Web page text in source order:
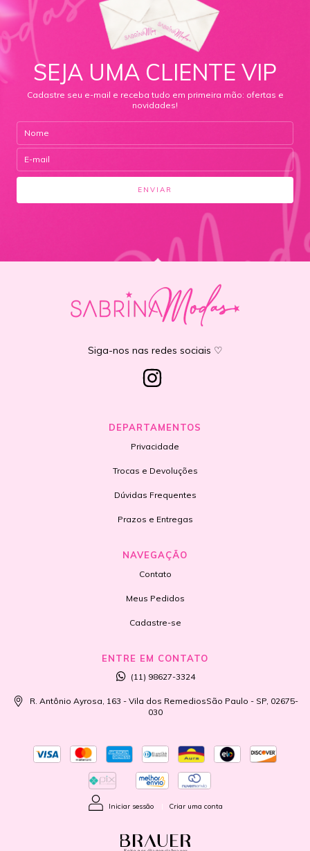
SEJA UMA CLIENTE VIP
Cadastre seu e-mail e receba tudo em primeira mão: ofertas e
novidades!
Siga-nos nas redes sociais ♡
DEPARTAMENTOS
Privacidade
Trocas e Devoluções
Dúvidas Frequentes
Prazos e Entregas
NAVEGAÇÃO
Contato
Meus Pedidos
Cadastre-se
ENTRE EM CONTATO
(11) 98627-3324
R. Antônio Ayrosa, 163 - Vila dos RemediosSão Paulo - SP, 02675-
030
Iniciar sessão Criar uma conta